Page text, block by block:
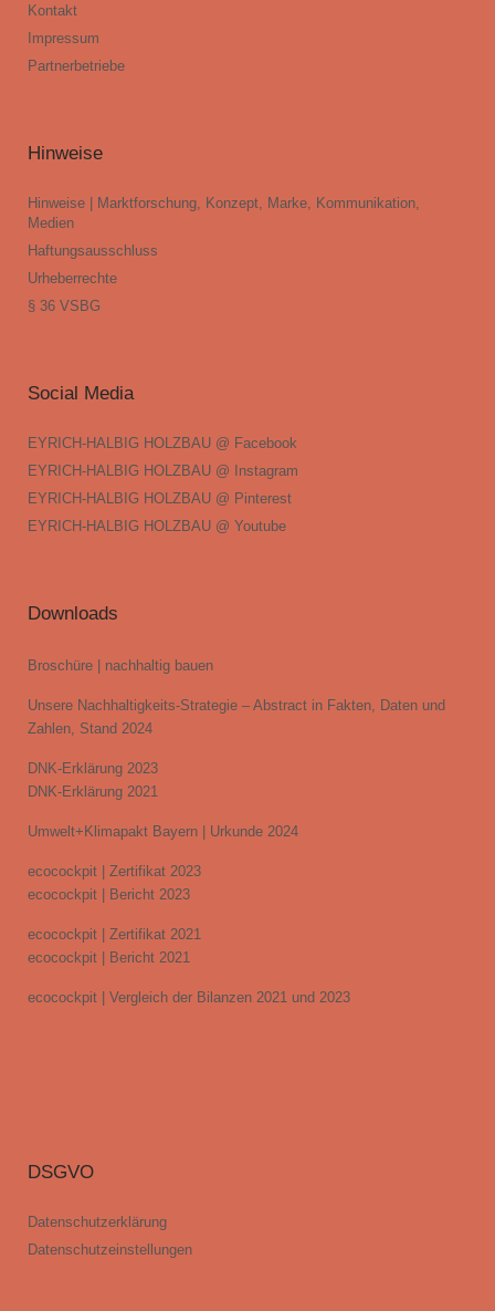
Kontakt
Impressum
Partnerbetriebe
Hinweise
Hinweise | Marktforschung, Konzept, Marke, Kommunikation,
Medien
Haftungsausschluss
Urheberrechte
§ 36 VSBG
Social Media
EYRICH-HALBIG HOLZBAU @ Facebook
EYRICH-HALBIG HOLZBAU @ Instagram
EYRICH-HALBIG HOLZBAU @ Pinterest
EYRICH-HALBIG HOLZBAU @ Youtube
Downloads
Broschüre | nachhaltig bauen
Unsere Nachhaltigkeits-Strategie – Abstract in Fakten, Daten und
Zahlen, Stand 2024
DNK-Erklärung 2023
DNK-Erklärung 2021
Umwelt+Klimapakt Bayern | Urkunde 2024
ecocockpit | Zertifikat 2023
ecocockpit | Bericht 2023
ecocockpit | Zertifikat 2021
ecocockpit | Bericht 2021
ecocockpit | Vergleich der Bilanzen 2021 und 2023
DSGVO
Datenschutzerklärung
Datenschutzeinstellungen